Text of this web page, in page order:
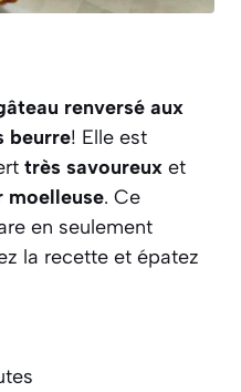
renversé aux
beurre! Elle est
très savoureux et
moelleuse. Ce
en seulement
la recette et épatez